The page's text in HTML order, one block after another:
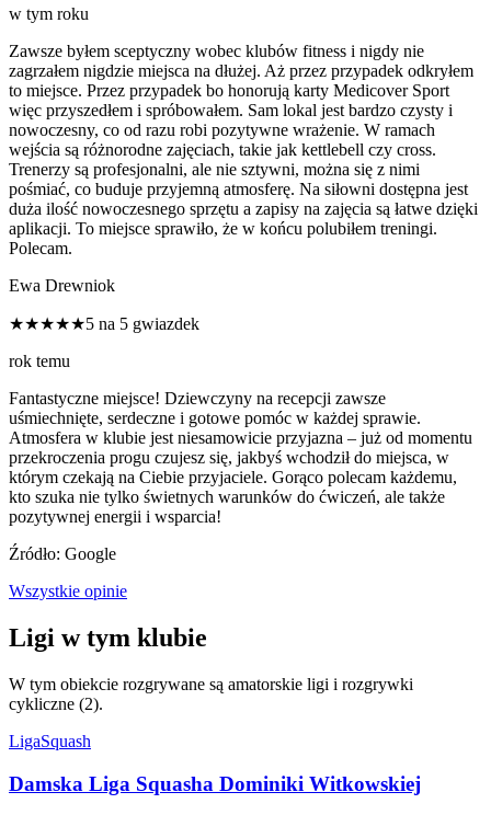
w tym roku
Zawsze byłem sceptyczny wobec klubów fitness i nigdy nie
zagrzałem nigdzie miejsca na dłużej. Aż przez przypadek odkryłem
to miejsce. Przez przypadek bo honorują karty Medicover Sport
więc przyszedłem i spróbowałem. Sam lokal jest bardzo czysty i
nowoczesny, co od razu robi pozytywne wrażenie. W ramach
wejścia są różnorodne zajęciach, takie jak kettlebell czy cross.
Trenerzy są profesjonalni, ale nie sztywni, można się z nimi
pośmiać, co buduje przyjemną atmosferę. Na siłowni dostępna jest
duża ilość nowoczesnego sprzętu a zapisy na zajęcia są łatwe dzięki
aplikacji. To miejsce sprawiło, że w końcu polubiłem treningi.
Polecam.
Ewa Drewniok
★★★★★5 na 5 gwiazdek
rok temu
Fantastyczne miejsce! Dziewczyny na recepcji zawsze
uśmiechnięte, serdeczne i gotowe pomóc w każdej sprawie.
Atmosfera w klubie jest niesamowicie przyjazna – już od momentu
przekroczenia progu czujesz się, jakbyś wchodził do miejsca, w
którym czekają na Ciebie przyjaciele. Gorąco polecam każdemu,
kto szuka nie tylko świetnych warunków do ćwiczeń, ale także
pozytywnej energii i wsparcia!
Źródło: Google
Wszystkie opinie
Ligi w tym klubie
W tym obiekcie rozgrywane są amatorskie ligi i rozgrywki
cykliczne (2).
LigaSquash
Damska Liga Squasha Dominiki Witkowskiej